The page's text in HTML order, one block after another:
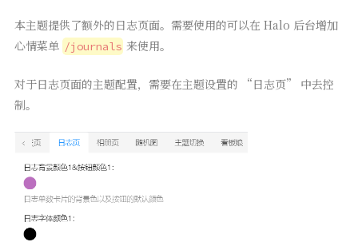
本主题提供了额外的日志页面。需要使用的可以在 Halo 后台增加
心情菜单 /journals 来使用。
对于日志页面的主题配置，需要在主题设置的 “日志页” 中去控
制。